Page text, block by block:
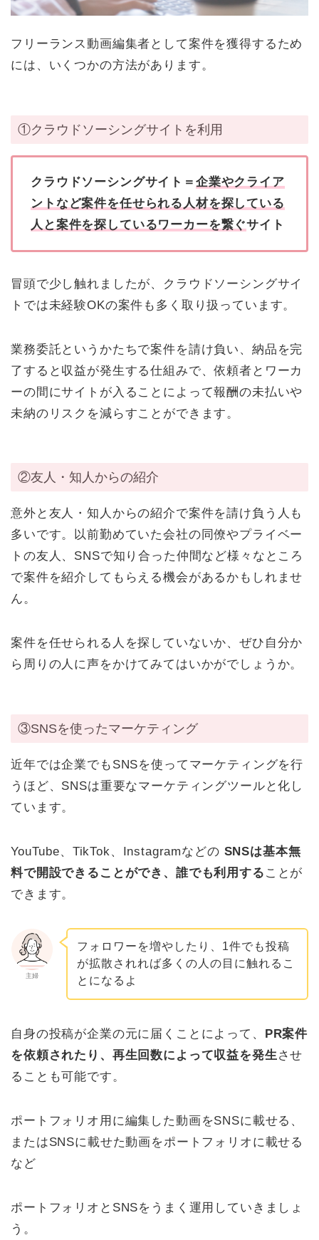
フリーランス動画編集者として案件を獲得するため
には、いくつかの方法があります。
①クラウドソーシングサイトを利用
クラウドソーシングサイト＝ 企業やクライア
ントなど案件を任せられる人材を探している
人と案件を探しているワーカーを繋ぐサイト
冒頭で少し触れましたが、クラウドソーシングサイ
トでは未経験OKの案件も多く取り扱っています。
業務委託というかたちで案件を請け負い、納品を完
了すると収益が発生する仕組みで、依頼者とワーカ
ーの間にサイトが入ることによって報酬の未払いや
未納のリスクを減らすことができます。
②友人・知人からの紹介
意外と友人・知人からの紹介で案件を請け負う人も
多いです。以前勤めていた会社の同僚やプライベー
トの友人、SNSで知り合った仲間など様々なところ
で案件を紹介してもらえる機会があるかもしれませ
ん。
案件を任せられる人を探していないか、ぜひ自分か
ら周りの人に声をかけてみてはいかがでしょうか。
③SNSを使ったマーケティング
近年では企業でもSNSを使ってマーケティングを行
うほど、SNSは重要なマーケティングツールと化し
ています。
YouTube、TikTok、Instagramなどの SNSは基本無
料で開設できることができ、誰でも利用する ことが
できます。
主婦
フォロワーを増やしたり、1件でも投稿
が拡散されれば多くの人の目に触れるこ
とになるよ
自身の投稿が企業の元に届くことによって、
PR案件
を依頼されたり、再生回数によって収益を発生させ
ることも可能です。
ポートフォリオ用に編集した動画をSNSに載せる、
またはSNSに載せた動画をポートフォリオに載せる
など
ポートフォリオとSNSをうまく運用していきましょ
う。